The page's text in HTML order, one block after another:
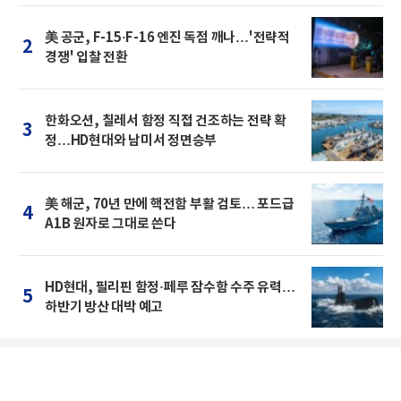
2
美 공군, F-15·F-16 엔진 독점 깨나…'전략적
경쟁' 입찰 전환
3
한화오션, 칠레서 함정 직접 건조하는 전략 확
정…HD현대와 남미서 정면승부
4
美 해군, 70년 만에 핵전함 부활 검토… 포드급
A1B 원자로 그대로 쓴다
5
HD현대, 필리핀 함정·페루 잠수함 수주 유력…
하반기 방산 대박 예고